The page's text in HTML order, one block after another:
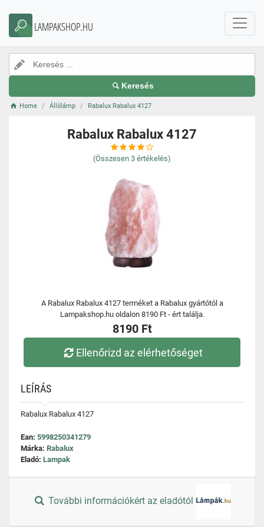
LAMPAKSHOP.HU
Keresés
Home Állólámp Rabalux Rabalux 4127
Rabalux Rabalux 4127
(Összesen 3 értékelés)
A Rabalux Rabalux 4127 terméket a Rabalux gyártótól a
Lampakshop.hu oldalon 8190 Ft - ért találja.
8190 Ft
Ellenőrizd az elérhetőséget
LEÍRÁS
Rabalux Rabalux 4127
Ean: 5998250341279
Márka: Rabalux
Eladó: Lampak
További információkért az eladótól